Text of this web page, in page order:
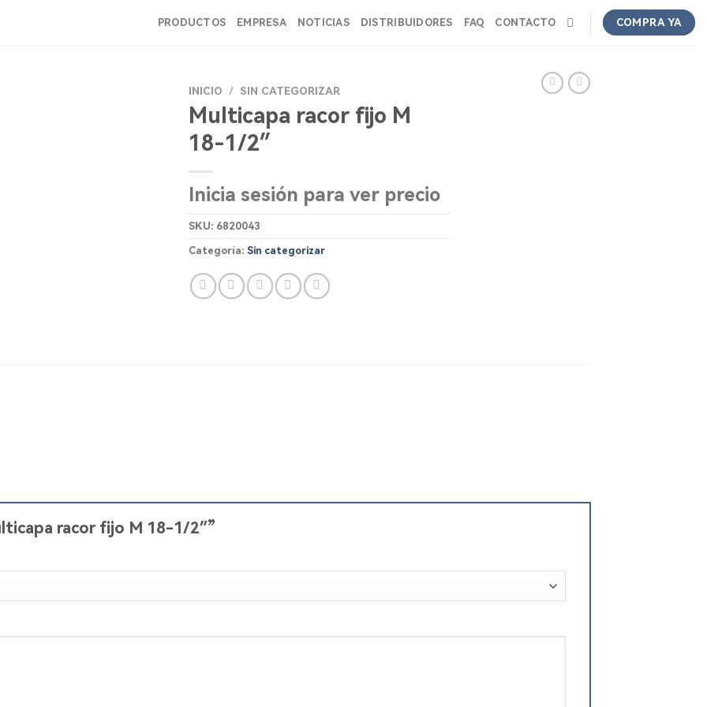
PRODUCTOS EMPRESA NOTICIAS DISTRIBUIDORES FAQ CONTACTO COMPRA YA
INICIO / SIN CATEGORIZAR
Multicapa racor fijo M
18-1/2″
Inicia sesión para ver precio
SKU: 6820043
Categoría: Sin categorizar
racor fijo M 18-1/2″”